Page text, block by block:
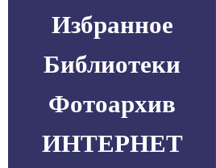
Избранное
Библиотеки
Фотоархив
ИНТЕРНЕТ